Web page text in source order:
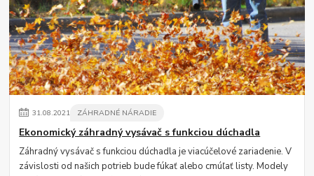
31.08.2021 ZÁHRADNÉ NÁRADIE
Ekonomický záhradný vysávač s funkciou dúchadla
Záhradný vysávač s funkciou dúchadla je viacúčelové zariadenie. V
závislosti od našich potrieb bude fúkať alebo cmúľať listy. Modely